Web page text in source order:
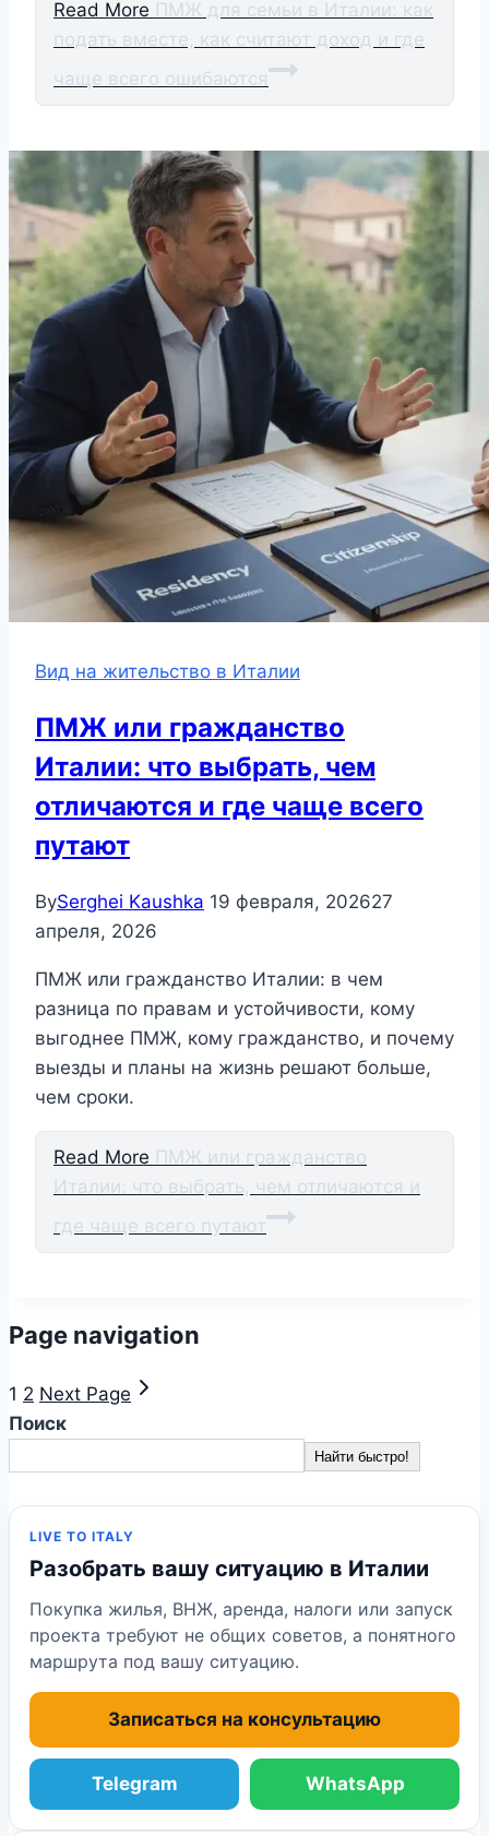
Read More ПМЖ для семьи в Италии: как
подать вместе, как считают доход и где
чаще всего ошибаются
Вид на жительство в Италии
ПМЖ или гражданство
Италии: что выбрать, чем
отличаются и где чаще всего
путают
BySerghei Kaushka 19 февраля, 202627
апреля, 2026
ПМЖ или гражданство Италии: в чем
разница по правам и устойчивости, кому
выгоднее ПМЖ, кому гражданство, и почему
выезды и планы на жизнь решают больше,
чем сроки.
Read More ПМЖ или гражданство
Италии: что выбрать, чем отличаются и
где чаще всего путают
Page navigation
1 2 Next Page
Поиск
Найти быстро!
LIVE TO ITALY
Разобрать вашу ситуацию в Италии
Покупка жилья, ВНЖ, аренда, налоги или запуск
проекта требуют не общих советов, а понятного
маршрута под вашу ситуацию.
Записаться на консультацию
Telegram WhatsApp